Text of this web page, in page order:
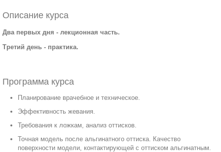
Описание курса
Два первых дня - лекционная часть.
Третий день - практика.
Программа курса
Планирование врачебное и техническое.
Эффективность жевания.
Требования к ложкам, анализ оттисков.
Точная модель после альгинатного оттиска. Качество
поверхности модели, контактирующей с оттиском альгинатным.